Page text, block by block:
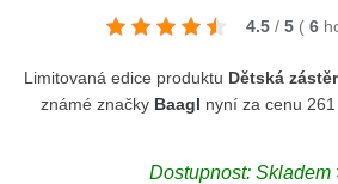
4.5 / 5 ( 6
Limitovaná edice produktu Dětská
známé značky Baagl nyní za cenu 261
Dostupnost: Skladem